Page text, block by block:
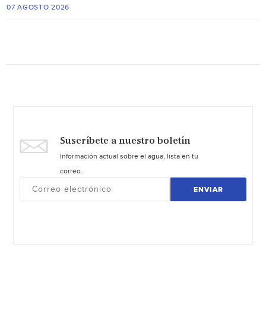
07 AGOSTO 2026
Suscríbete a nuestro boletín
Información actual sobre el agua, lista en tu
correo.
ENVIAR